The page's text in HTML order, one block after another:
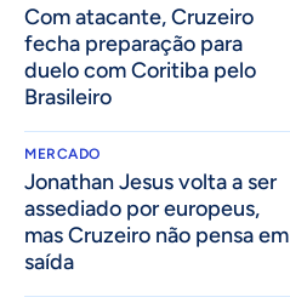
Com atacante, Cruzeiro
fecha preparação para
duelo com Coritiba pelo
Brasileiro
MERCADO
Jonathan Jesus volta a ser
assediado por europeus,
mas Cruzeiro não pensa em
saída